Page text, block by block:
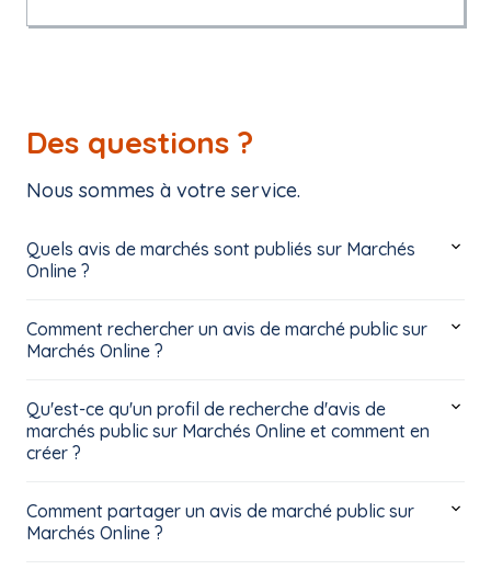
Des questions ?
Nous sommes à votre service.
Quels avis de marchés sont publiés sur Marchés
Online ?
Comment rechercher un avis de marché public sur
Marchés Online ?
Qu'est-ce qu'un profil de recherche d'avis de
marchés public sur Marchés Online et comment en
créer ?
Comment partager un avis de marché public sur
Marchés Online ?